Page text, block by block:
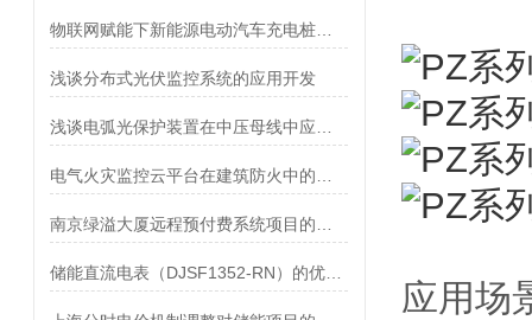
浅谈分布式光伏监控系统的应用开发
应用场